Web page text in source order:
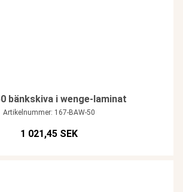
bänkskiva i wenge-laminat
Artikelnummer: 167-BAW-50
1 021,45 SEK